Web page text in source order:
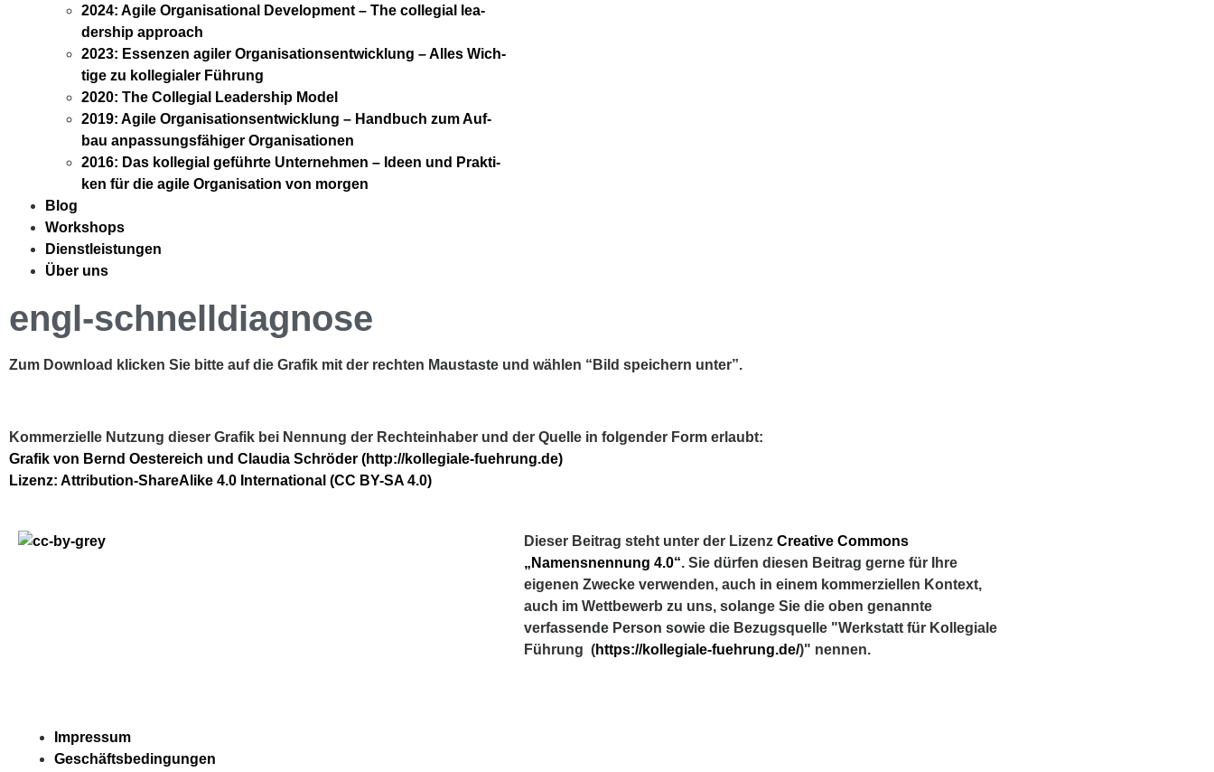
2024: Agi­le Orga­ni­sa­tio­nal Deve­lo­p­ment – The col­le­gi­al lea­
der­ship approach
2023: Essen­zen agi­ler Orga­ni­sa­ti­ons­ent­wick­lung – Alles Wich­
ti­ge zu kol­le­gia­ler Füh­rung
2020: The Col­le­gi­al Lea­der­ship Model
2019: Agi­le Orga­ni­sa­ti­ons­ent­wick­lung – Hand­buch zum Auf­
bau anpas­sungs­fä­hi­ger Orga­ni­sa­tio­nen
2016: Das kol­le­gi­al geführ­te Unter­neh­men – Ideen und Prak­ti­
ken für die agi­le Orga­ni­sa­ti­on von mor­gen
Blog
Work­shops
Dienst­leis­tun­gen
Über uns
engl-schnelldiagnose
Zum Down­load kli­cken Sie bit­te auf die Gra­fik mit der rech­ten Maus­tas­te und wäh­len “Bild spei­chern unter”.
Kom­mer­zi­el­le Nut­zung die­ser Gra­fik bei Nen­nung der Rech­te­inha­ber und der Quel­le in fol­gen­der Form erlaubt:
Gra­fik von Bernd Oes­te­reich und Clau­dia Schrö­der (http://kollegiale-fuehrung.de)
Lizenz: Attri­bu­ti­on-ShareA­li­ke 4.0 Inter­na­tio­nal (CC BY-SA 4.0)
Dieser Beitrag steht unter der Lizenz Creative Commons
„Namensnennung 4.0“. Sie dürfen diesen Beitrag gerne für Ihre
eigenen Zwecke verwenden, auch in einem kommerziellen Kontext,
auch im Wettbewerb zu uns, solange Sie die oben genannte
verfassende Person sowie die Bezugsquelle "Werkstatt für Kollegiale
Führung (https://kollegiale-fuehrung.de/)" nennen.
Impres­sum
Geschäfts­be­din­gun­gen